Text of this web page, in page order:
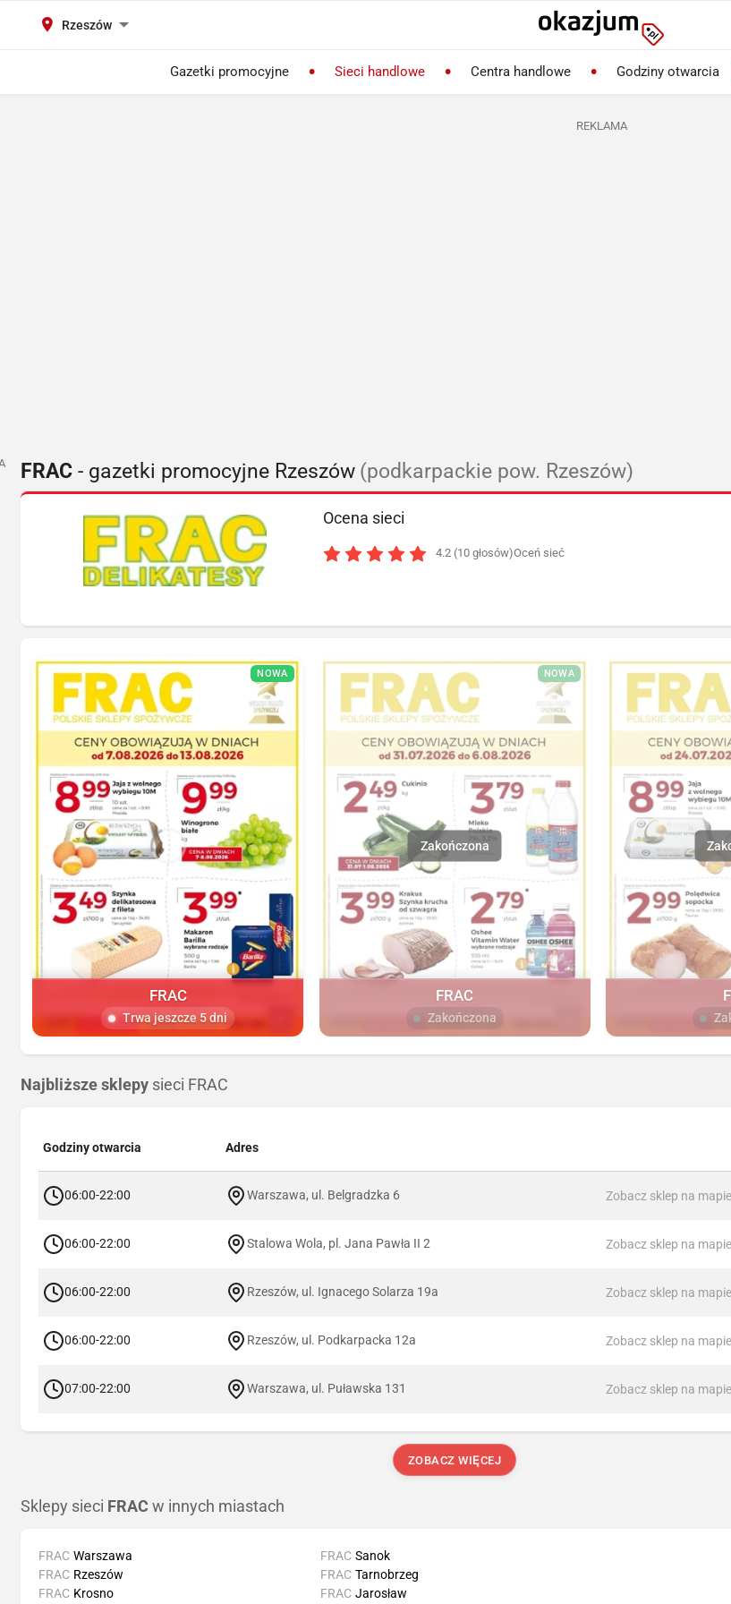
Rzeszów
Gazetki promocyjne Sieci handlowe Centra handlowe Godziny otwarcia
REKLAMA
FRAC - gazetki promocyjne Rzeszów (podkarpackie pow. Rzeszów)
Ocena sieci
4.2 (10 głosów)Oceń sieć
NOWA
FRAC
Trwa jeszcze 5 dni
NOWA
FRAC
Zakończona
Najbliższe sklepy sieci FRAC
Godziny otwarcia Adres
06:00-22:00 Warszawa, ul. Belgradzka 6 Zobacz sklep na mapie
06:00-22:00 Stalowa Wola, pl. Jana Pawła II 2 Zobacz sklep na mapie
06:00-22:00 Rzeszów, ul. Ignacego Solarza 19a Zobacz sklep na mapie
06:00-22:00 Rzeszów, ul. Podkarpacka 12a Zobacz sklep na mapie
07:00-22:00 Warszawa, ul. Puławska 131 Zobacz sklep na mapie
ZOBACZ WIĘCEJ
Sklepy sieci FRAC w innych miastach
FRAC Warszawa
FRAC Rzeszów
FRAC Krosno
FRAC Sanok
FRAC Tarnobrzeg
FRAC Jarosław